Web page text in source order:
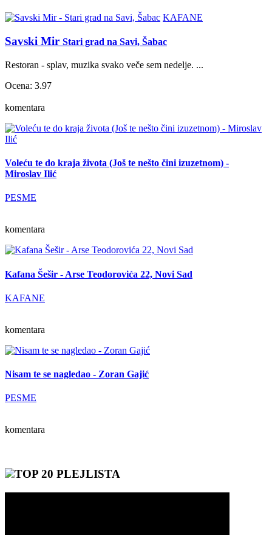
KAFANE
Savski Mir Stari grad na Savi, Šabac
Restoran - splav, muzika svako veče sem nedelje. ...
Ocena: 3.97
komentara
Voleću te do kraja života (Još te nešto čini izuzetnom) -
Miroslav Ilić
PESME
komentara
Kafana Šešir - Arse Teodorovića 22, Novi Sad
KAFANE
komentara
Nisam te se nagledao - Zoran Gajić
PESME
komentara
TOP 20 PLEJLISTA